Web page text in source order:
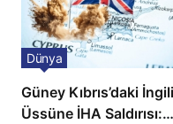
Güney Kıbrıs’daki
Üssüne İHA Saldırısı:
Dünya